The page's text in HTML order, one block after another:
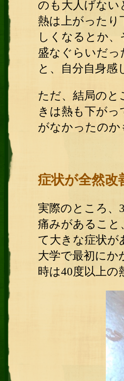
のも大人げない
熱は上がったり
しくなるとか
盛なぐらいだ
と、自分自身
ただ、結局のと
きは熱も下が
がなかったのか
症状が全然改
実際のところ、
痛みがあること
て大きな症状が
大学で最初にか
時は40度以上